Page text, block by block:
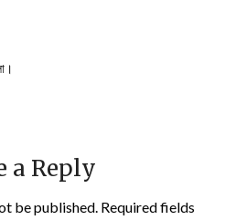
a Reply
be published. Required fields